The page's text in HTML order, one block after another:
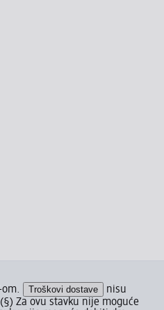
om. Troškovi dostave
nisu
(§) Za ovu stavku nije moguće